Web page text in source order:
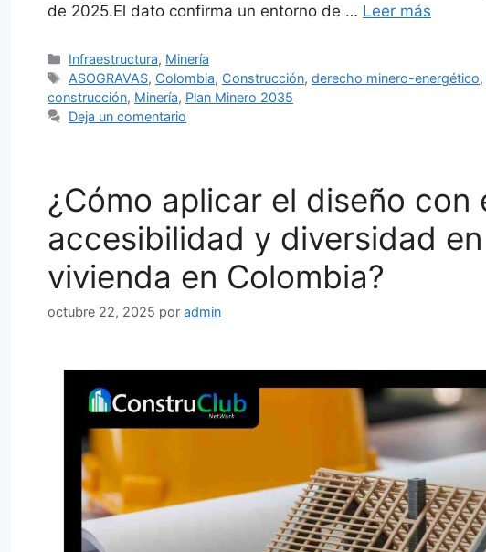
de 2025.El dato confirma un entorno de … Leer más
Categorías
Infraestructura, Minería
Etiquetas
ASOGRAVAS, Colombia, Construcción,derecho minero-energético,
construcción, Minería, Plan Minero 2035
Deja un comentario
¿Cómo aplicar el diseño con
accesibilidad y diversidad
vivienda en Colombia?
octubre 22, 2025 por admin